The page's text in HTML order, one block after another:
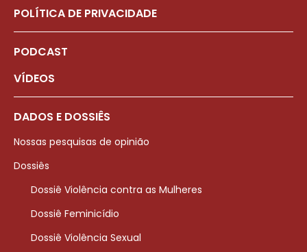
POLÍTICA DE PRIVACIDADE
PODCAST
VÍDEOS
DADOS E DOSSIÊS
Nossas pesquisas de opinião
Dossiês
Dossiê Violência contra as Mulheres
Dossiê Feminicídio
Dossiê Violência Sexual